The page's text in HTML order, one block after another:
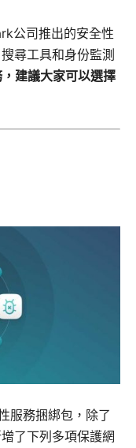
公司推出的安全性
尋工具和身份監測
建議大家可以選擇
服務捆綁包，除了
了下列多項保護網